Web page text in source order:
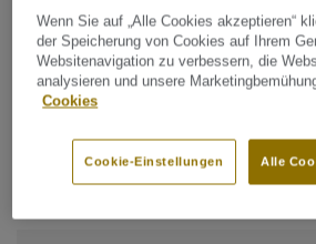
Produktart:
PVC Bodenbelag mit
Bindemittelgehalt:Typ I
Nutzungsklasse Geschäftsbereich:
Wenn Sie auf „Alle Cookies akzeptieren“
der Speicherung von Cookies auf Ihrem
Websitenavigation zu verbessern, die
analysieren und unsere
Cookies
Alle
Cookie-Einstellungen